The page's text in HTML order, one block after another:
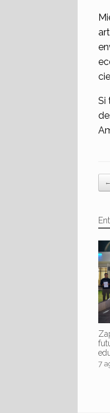
Si
←
7